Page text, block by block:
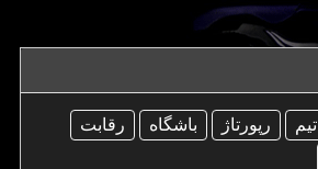
تیم رپورتاژ باشگاه
رقابت